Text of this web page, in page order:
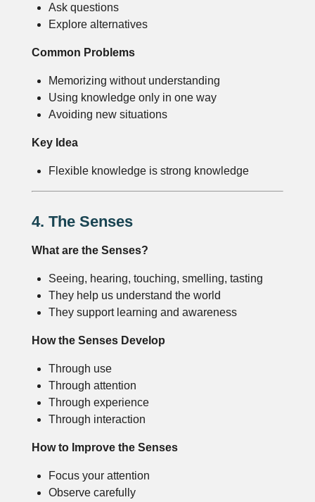
Ask questions
Explore alternatives
Common Problems
Memorizing without understanding
Using knowledge only in one way
Avoiding new situations
Key Idea
Flexible knowledge is strong knowledge
4. The Senses
What are the Senses?
Seeing, hearing, touching, smelling, tasting
They help us understand the world
They support learning and awareness
How the Senses Develop
Through use
Through attention
Through experience
Through interaction
How to Improve the Senses
Focus your attention
Observe carefully